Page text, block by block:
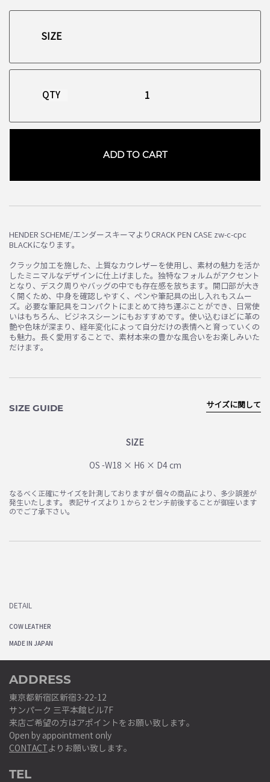
QTY
ADD TO CART
HENDER SCHEME/エンダースキーマよりCRACK PEN CASE zw-c-cpc
BLACKになります。
クラック加工を施した、上質なカウレザーを使用し、素材の魅力を活か
したミニマルなデザインに仕上げました。独特なフォルムがアクセント
となり、デスク周りやバッグの中でも存在感を放ちます。開口部が大き
く開くため、中身を確認しやすく、ペンや筆記具の出し入れもスムー
ズ。必要な筆記具をコンパクトにまとめて持ち運ぶことができ、日常使
いはもちろん、ビジネスシーンにもおすすめです。使い込むほどに革の
艶や色味が深まり、経年変化によって自分だけの表情へと育っていくの
も魅力。長く愛用することで、素材本来の豊かな風合いをお楽しみいた
だけます。
SIZE GUIDE
SIZE
OS -W18 × H6 × D4 cm
サイズに関して
なるべく正確にサイズを計測しておりますが 個々の商品により、多少誤差が
発生いたします。 表記サイズより１から２センチ前後することが御座います
のでご了承下さい。
DETAIL
COW LEATHER
MADE IN JAPAN
ADDRESS
東京都新宿区新宿3-22-12
サンパーク 三平本館ビル7F
来店ご希望の方はアポイントをお願い致します。
Open by appointment only
CONTACTよりお願い致します。
TEL